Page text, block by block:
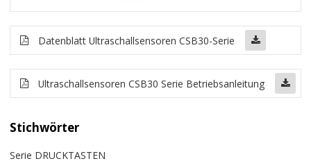
Datenblatt Ultraschallsensoren CSB30-Serie
Ultraschallsensoren CSB30 Serie Betriebsanleitung
Stichwörter
Serie DRUCKTASTEN